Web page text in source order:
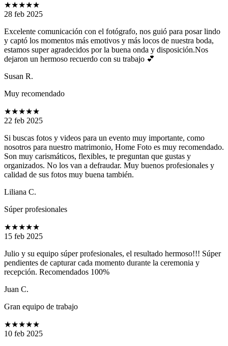
★★★★★
28 feb 2025
Excelente comunicación con el fotógrafo, nos guió para posar lindo
y captó los momentos más emotivos y más locos de nuestra boda,
estamos super agradecidos por la buena onda y disposición.Nos
dejaron un hermoso recuerdo con su trabajo 💕
Susan R.
Muy recomendado
★★★★★
22 feb 2025
Si buscas fotos y videos para un evento muy importante, como
nosotros para nuestro matrimonio, Home Foto es muy recomendado.
Son muy carismáticos, flexibles, te preguntan que gustas y
organizados. No los van a defraudar. Muy buenos profesionales y
calidad de sus fotos muy buena también.
Liliana C.
Súper profesionales
★★★★★
15 feb 2025
Julio y su equipo súper profesionales, el resultado hermoso!!! Súper
pendientes de capturar cada momento durante la ceremonia y
recepción. Recomendados 100%
Juan C.
Gran equipo de trabajo
★★★★★
10 feb 2025